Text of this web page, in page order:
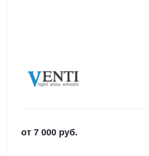
от 7 000 руб.